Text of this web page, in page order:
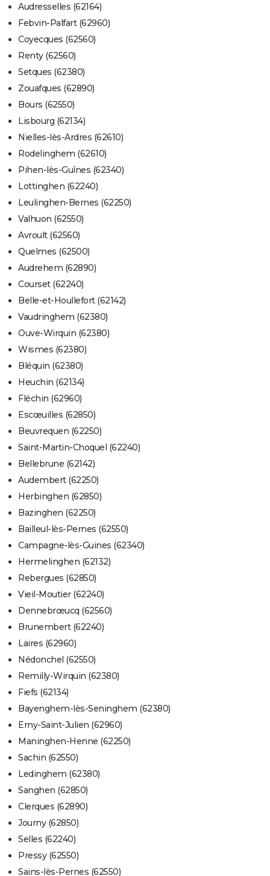
Audresselles (62164)
Febvin-Palfart (62960)
Coyecques (62560)
Renty (62560)
Setques (62380)
Zouafques (62890)
Bours (62550)
Lisbourg (62134)
Nielles-lès-Ardres (62610)
Rodelinghem (62610)
Pihen-lès-Guînes (62340)
Lottinghen (62240)
Leulinghen-Bernes (62250)
Valhuon (62550)
Avroult (62560)
Quelmes (62500)
Audrehem (62890)
Courset (62240)
Belle-et-Houllefort (62142)
Vaudringhem (62380)
Ouve-Wirquin (62380)
Wismes (62380)
Bléquin (62380)
Heuchin (62134)
Fléchin (62960)
Escœuilles (62850)
Beuvrequen (62250)
Saint-Martin-Choquel (62240)
Bellebrune (62142)
Audembert (62250)
Herbinghen (62850)
Bazinghen (62250)
Bailleul-lès-Pernes (62550)
Campagne-lès-Guines (62340)
Hermelinghen (62132)
Rebergues (62850)
Vieil-Moutier (62240)
Dennebrœucq (62560)
Brunembert (62240)
Laires (62960)
Nédonchel (62550)
Remilly-Wirquin (62380)
Fiefs (62134)
Bayenghem-lès-Seninghem (62380)
Erny-Saint-Julien (62960)
Maninghen-Henne (62250)
Sachin (62550)
Ledinghem (62380)
Sanghen (62850)
Clerques (62890)
Journy (62850)
Selles (62240)
Pressy (62550)
Sains-lès-Pernes (62550)